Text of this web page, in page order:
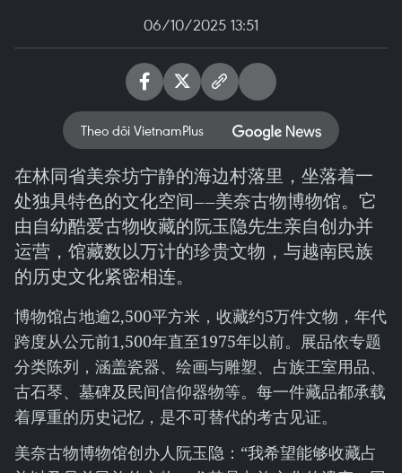
06/10/2025 13:51
Theo dõi VietnamPlus
在林同省美奈坊宁静的海边村落里，坐落着一
处独具特色的文化空间——美奈古物博物馆。它
由自幼酷爱古物收藏的阮玉隐先生亲自创办并
运营，馆藏数以万计的珍贵文物，与越南民族
的历史文化紧密相连。
博物馆占地逾2,500平方米，收藏约5万件文物，年代
跨度从公元前1,500年直至1975年以前。展品依专题
分类陈列，涵盖瓷器、绘画与雕塑、占族王室用品、
古石琴、墓碑及民间信仰器物等。每一件藏品都承载
着厚重的历史记忆，是不可替代的考古见证。
美奈古物博物馆创办人阮玉隐：“我希望能够收藏占